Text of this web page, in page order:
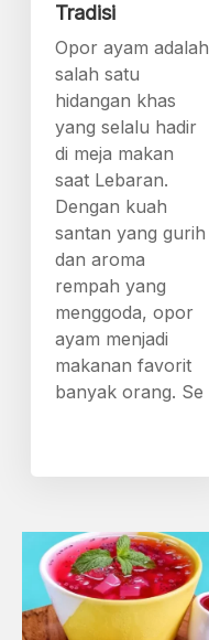
Tradisi
Opor ayam adalah
salah satu
hidangan khas
yang selalu hadir
di meja makan
saat Lebaran.
Dengan kuah
santan yang gurih
dan aroma
rempah yang
menggoda, opor
ayam menjadi
makanan favorit
banyak orang. Se